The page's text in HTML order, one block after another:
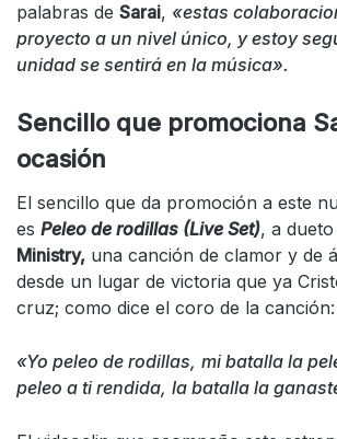
palabras de Sarai, «estas
proyecto a un nivel único, y estoy
unidad se sentirá en la música».
Sencillo que promociona
ocasión
El sencillo que da promoción a este
es Peleo de rodillas (Live Set), a
Ministry, una canción de clamor y de
desde un lugar de victoria que ya
cruz; como dice el coro de la canción:
«Yo peleo de rodillas, mi batalla la
peleo a ti rendida, la batalla la